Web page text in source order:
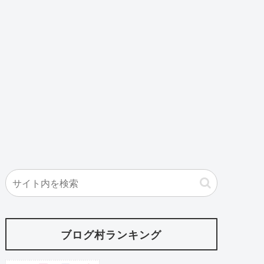
ブログ村ランキング